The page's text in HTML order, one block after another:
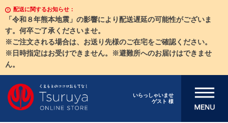
配送に関するお知らせ：
「令和８年熊本地震」の影響により配送遅延の可能性がございま
す。何卒ご了承くださいませ。
※ご注文される場合は、お送り先様のご在宅をご確認ください。
※日時指定はお受けできません。※避難所へのお届けはできませ
ん。
いらっしゃいませ
ゲスト 様
メニューを開